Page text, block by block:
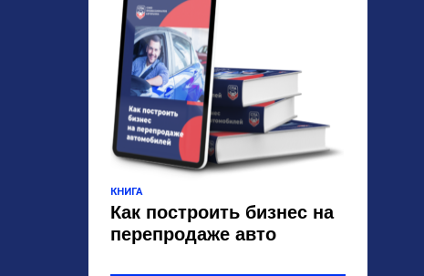
КНИГА
Как построить бизнес на
перепродаже авто